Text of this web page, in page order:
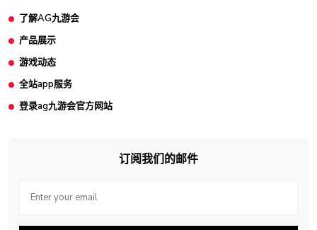
了解AG九游会
产品展示
游戏动态
全站app服务
登录ag九游会官方网站
订阅我们的邮件